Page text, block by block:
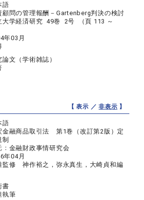
語
顧問の管理報酬－Gartenberg判決の検討
大学経済研究 49巻 2号 （頁 113 ～
年03月
論文（学術雑誌）
【 表示 ／非表示 】
語
金融商品取引法 第1巻（改訂第2版）定
金融財政事情研究会
年04月
監修 神作裕之，弥永真生，大崎貞和編
書
執筆